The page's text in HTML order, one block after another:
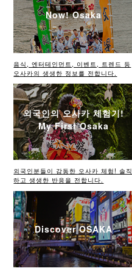
Now! Osaka
음식, 엔터테인먼트, 이벤트, 트렌드 등
오사카의 생생한 정보를 전합니다.
외국인의 오사카 체험기!
My First Osaka
외국인분들이 감동한 오사카 체험! 솔직
하고 생생한 반응을 전합니다.
Discover OSAKA